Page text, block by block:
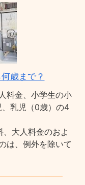
歳まで？
料金、小学生の小
、乳児（0歳）の4
大人料金のおよ
は、例外を除いて